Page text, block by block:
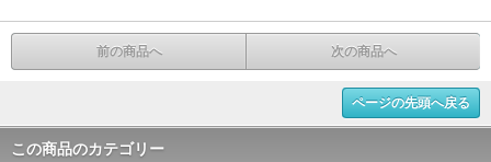
前の商品へ 次の商品へ
ページの先頭へ戻る
この商品のカテゴリー